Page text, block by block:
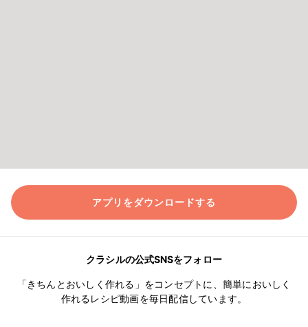
アプリをダウンロードする
クラシルの公式SNSをフォロー
「きちんとおいしく作れる」をコンセプトに、簡単においしく
作れるレシピ動画を毎日配信しています。